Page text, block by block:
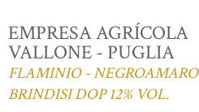
EMPRESA AGRÍCOLA
VALLONE - PUGLIA
FLAMINIO - NEGROAMARO
BRINDISI DOP 12% VOL.